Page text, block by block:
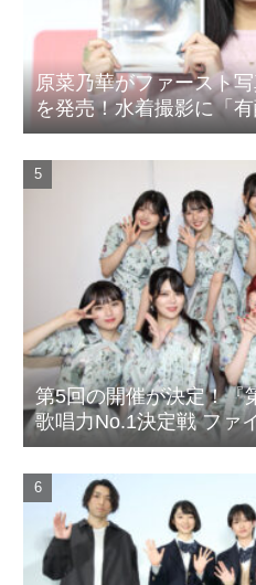
原菜乃華がファースト写
を発売！水着撮影に「
頑張りました」
第5回の開催が決定！『
歌唱力No.1決定戦 ファ